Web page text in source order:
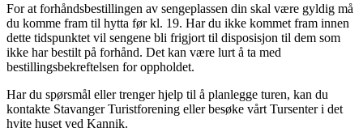
For at forhåndsbestillingen av sengeplassen din skal være gyldig må
du komme fram til hytta før kl. 19. Har du ikke kommet fram innen
dette tidspunktet vil sengene bli frigjort til disposisjon til dem som
ikke har bestilt på forhånd. Det kan være lurt å ta med
bestillingsbekreftelsen for oppholdet.
Har du spørsmål eller trenger hjelp til å planlegge turen, kan du
kontakte Stavanger Turistforening eller besøke vårt Tursenter i det
hvite huset ved Kannik.